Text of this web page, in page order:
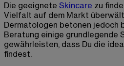
Die geeignete Skincare zu
Vielfalt auf dem Markt
Dermatologen betonen jedoch
Beratung einige grundlegende
gewährleisten, dass Du die
findest.